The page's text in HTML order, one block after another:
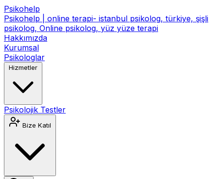
Psikohelp
Psikohelp | online terapi- istanbul psikolog, türkiye, şişli
psikolog, Online psikolog, yüz yüze terapi
Hakkımızda
Kurumsal
Psikologlar
Hizmetler
Psikolojik Testler
Bize Katıl